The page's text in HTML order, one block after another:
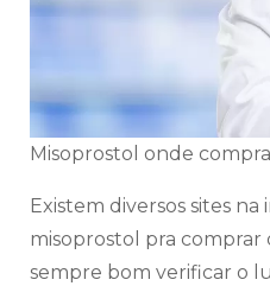
Misoprostol onde
Existem diversos sites
misoprostol pra comprar
sempre bom verificar o